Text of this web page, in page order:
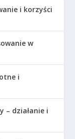
i korzyści
w
i
– działanie i